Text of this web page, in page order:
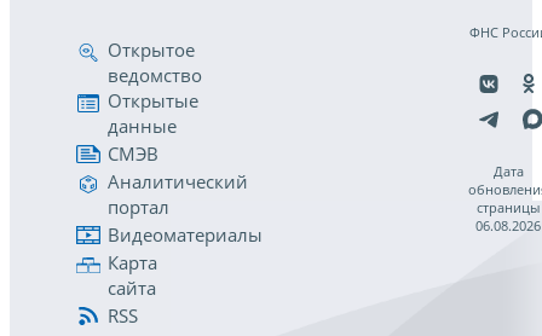
Открытое
ведомство
Открытые
данные
СМЭВ
Аналитический
портал
Видеоматериалы
Карта
сайта
RSS
ФНС
Дата
страницы
06.08.2026